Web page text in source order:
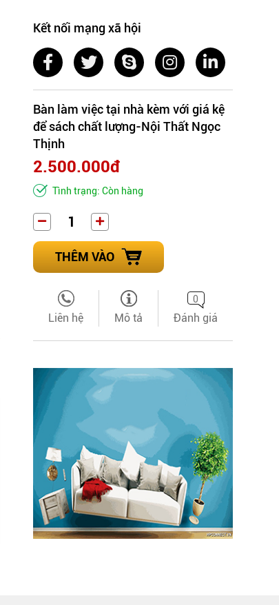
Kết nối mạng xã hội
Bàn làm việc tại nhà kèm với giá kệ
để sách chất lượng-Nội Thất Ngọc
Thịnh
2.500.000đ
Tình trạng: Còn hàng
THÊM VÀO
Liên hệ Mô tả
0
Đánh giá